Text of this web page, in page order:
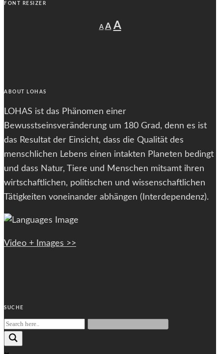
FONT RESIZER
A
Decrease
font
A Reset
AIncrease
ABOUT LOHAS
LOHAS ist das Phänomen einer
Bewusstseinsveränderung um 180 Grad, denn es ist
das Resultat der Einsicht, dass die Qualität des
menschlichen Lebens einen intakten Planeten bedingt
und dass Natur, Tiere und Menschen mitsamt ihren
wirtschaftlichen, politischen und wissenschaftlichen
Tätigkeiten voneinander abhängen (Interdependenz).
Video + Images >>
SUCHE